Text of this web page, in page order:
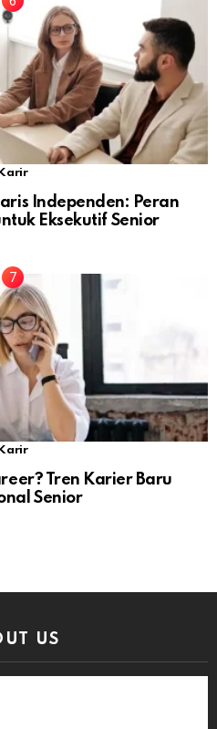
Karir
Independen: Peran
Eksekutif Senior
Karir
Tren Karier Baru
Senior
US